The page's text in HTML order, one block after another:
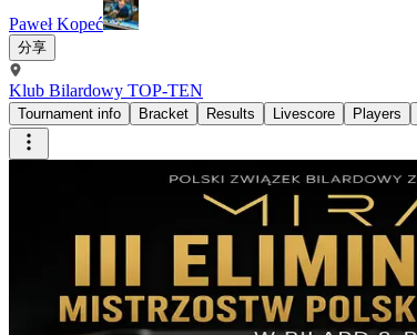
Paweł Kopeć
分享
Klub Bilardowy TOP-TEN
Tournament info Bracket Results Livescore Players